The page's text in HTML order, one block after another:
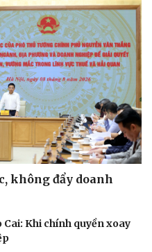
không đẩy doanh
Khi chính quyền xoay